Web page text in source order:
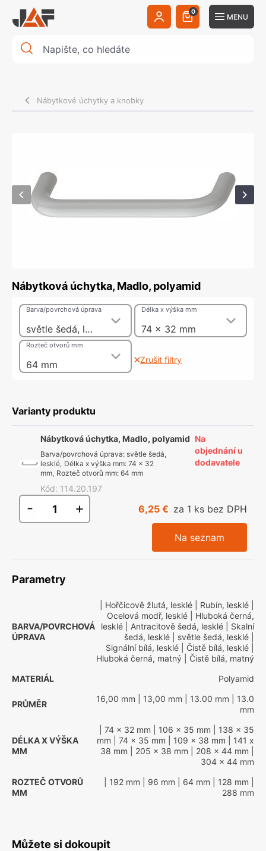
0
MENU
Nábytkové úchytky a knobky
Nábytková úchytka, Madlo, polyamid
světle šedá, lesklé
Barva/povrchová úprava
74 x 32 mm
Délka x výška mm
64 mm
Rozteč otvorů mm
Zrušit filtry
Varianty produktu
Nábytková úchytka, Madlo, polyamid
Barva/povrchová úprava: světle šedá,
lesklé, Délka x výška mm: 74 x 32
mm, Rozteč otvorů mm: 64 mm
Kód: 114.20.197
Na
objednání u
dodavatele
- + 6,25 € za 1 ks bez DPH
Na seznam
Parametry
BARVA/POVRCHOVÁ
ÚPRAVA
| Hořčicově žlutá, lesklé | Rubín, lesklé
Ocelová modř, lesklé | Hluboká černá,
lesklé | Antracitově šedá, lesklé | Skalní
šedá, lesklé | světle šedá, lesklé
Signální bílá, lesklé | Čistě bílá, lesklé
Hluboká černá, matný | Čistě bílá, matný
MATERIÁL
Polyamid
PRŮMĚR
16,00 mm | 13,00 mm | 13.00 mm | 13.0
mm
DÉLKA X VÝŠKA
MM
| 74 x 32 mm | 106 x 35 mm | 138 x 35
mm | 74 x 35 mm | 109 x 38 mm | 141 x
38 mm | 205 x 38 mm | 208 x 44 mm
304 x 44 mm
ROZTEČ OTVORŮ
MM
| 192 mm | 96 mm | 64 mm | 128 mm
288 mm
Můžete si dokoupit